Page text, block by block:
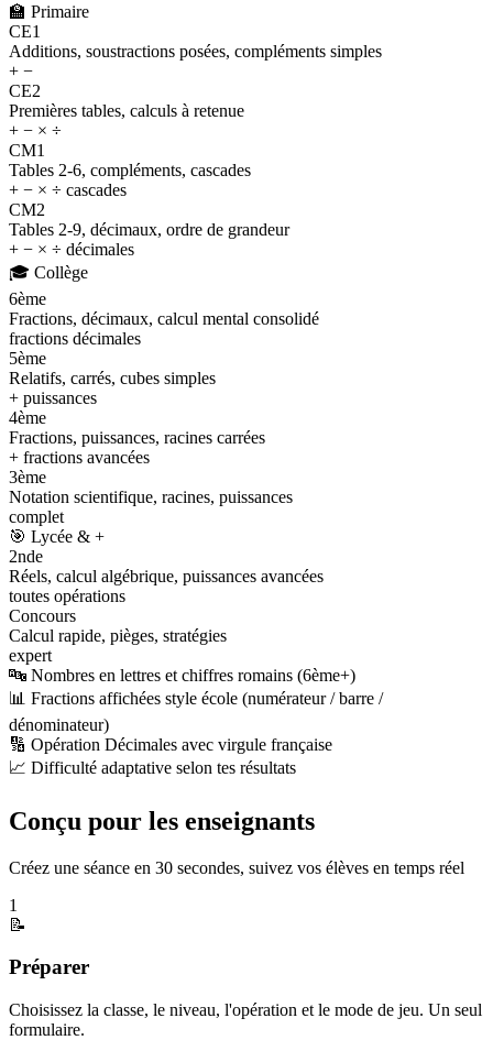
🏫 Primaire
CE1
Additions, soustractions posées, compléments simples
+ −
CE2
Premières tables, calculs à retenue
+ − × ÷
CM1
Tables 2-6, compléments, cascades
+ − × ÷ cascades
CM2
Tables 2-9, décimaux, ordre de grandeur
+ − × ÷ décimales
🎓 Collège
6ème
Fractions, décimaux, calcul mental consolidé
fractions décimales
5ème
Relatifs, carrés, cubes simples
+ puissances
4ème
Fractions, puissances, racines carrées
+ fractions avancées
3ème
Notation scientifique, racines, puissances
complet
🎯 Lycée & +
2nde
Réels, calcul algébrique, puissances avancées
toutes opérations
Concours
Calcul rapide, pièges, stratégies
expert
🔤 Nombres en lettres et chiffres romains (6ème+)
📊 Fractions affichées style école (numérateur / barre /
dénominateur)
🔢 Opération Décimales avec virgule française
📈 Difficulté adaptative selon tes résultats
Conçu pour les enseignants
Créez une séance en 30 secondes, suivez vos élèves en temps réel
1
📝
Préparer
Choisissez la classe, le niveau, l'opération et le mode de jeu. Un seul
formulaire.